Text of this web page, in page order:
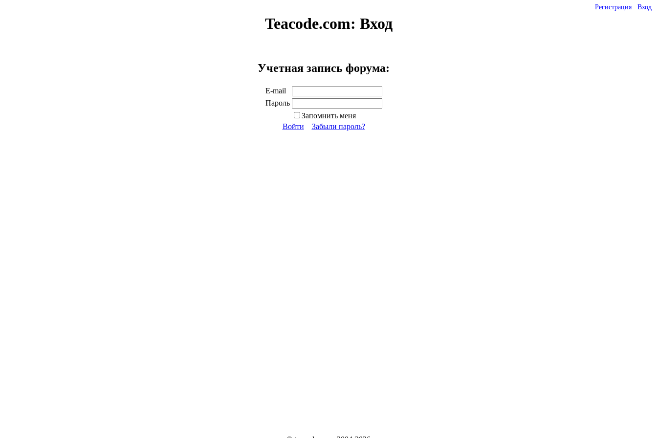
Регистрация Вход
Teacode.com: Вход
Учетная запись форума:
E-mail
Пароль
Запомнить меня
Войти
Забыли пароль?